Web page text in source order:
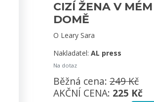
CIZÍ ŽENA V MÉM
DOMĚ
O Leary Sara
Nakladatel: AL press
Na dotaz
Běžná cena: 249 Kč
AKČNÍ CENA: 225 Kč